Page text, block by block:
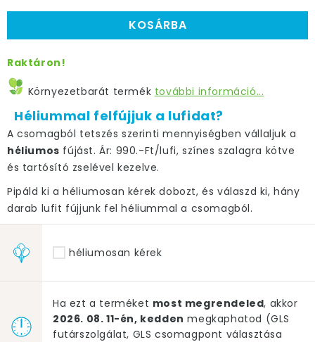
KOSÁRBA
Raktáron!
Környezetbarát termék további információ...
Héliummal felfújjuk a lufidat?
A csomagból tetszés szerinti mennyiségben vállaljuk a
héliumos fújást. Ár: 990.-Ft/lufi, színes szalagra kötve
és tartósító zselével kezelve.
Pipáld ki a héliumosan kérek dobozt, és válaszd ki, hány
darab lufit fújjunk fel héliummal a csomagból.
héliumosan kérek
Ha ezt a terméket most megrendeled, akkor
2026. 08. 11-én, kedden megkaphatod (GLS
futárszolgálat, GLS csomagpont választása